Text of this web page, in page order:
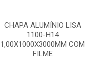
CHAPA ALUMÍNIO LISA
1100-H14
1,00X1000X3000MM COM
FILME